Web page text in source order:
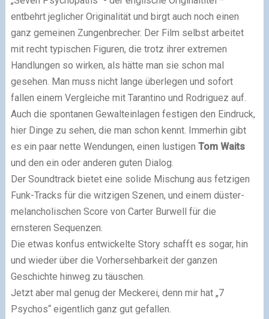
entbehrt jeglicher Originalität und birgt auch noch einen
ganz gemeinen Zungenbrecher. Der Film selbst arbeitet
mit recht typischen Figuren, die trotz ihrer extremen
Handlungen so wirken, als hätte man sie schon mal
gesehen. Man muss nicht lange überlegen und sofort
fallen einem Vergleiche mit Tarantino und Rodriguez auf.
Auch die spontanen Gewalteinlagen festigen den Eindruck,
hier Dinge zu sehen, die man schon kennt. Immerhin gibt
es ein paar nette Wendungen, einen lustigen Tom Waits
und den ein oder anderen guten Dialog.
Der Soundtrack bietet eine solide Mischung aus fetzigen
Funk-Tracks für die witzigen Szenen, und einem düster-
melancholischen Score von Carter Burwell für die
ernsteren Sequenzen.
Die etwas konfus entwickelte Story schafft es sogar, hin
und wieder über die Vorhersehbarkeit der ganzen
Geschichte hinweg zu täuschen.
Jetzt aber mal genug der Meckerei, denn mir hat „7
Psychos“ eigentlich ganz gut gefallen.